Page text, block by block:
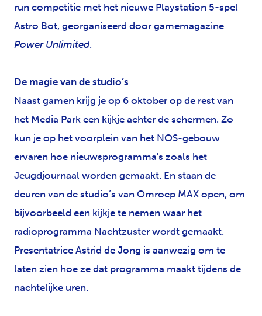
run competitie met het nieuwe Playstation 5-spel
Astro Bot, georganiseerd door gamemagazine
Power Unlimited.
De magie van de studio’s
Naast gamen krijg je op 6 oktober op de rest van
het Media Park een kijkje achter de schermen. Zo
kun je op het voorplein van het NOS-gebouw
ervaren hoe nieuwsprogramma's zoals het
Jeugdjournaal worden gemaakt. En staan de
deuren van de studio’s van Omroep MAX open, om
bijvoorbeeld een kijkje te nemen waar het
radioprogramma Nachtzuster wordt gemaakt.
Presentatrice Astrid de Jong is aanwezig om te
laten zien hoe ze dat programma maakt tijdens de
nachtelijke uren.